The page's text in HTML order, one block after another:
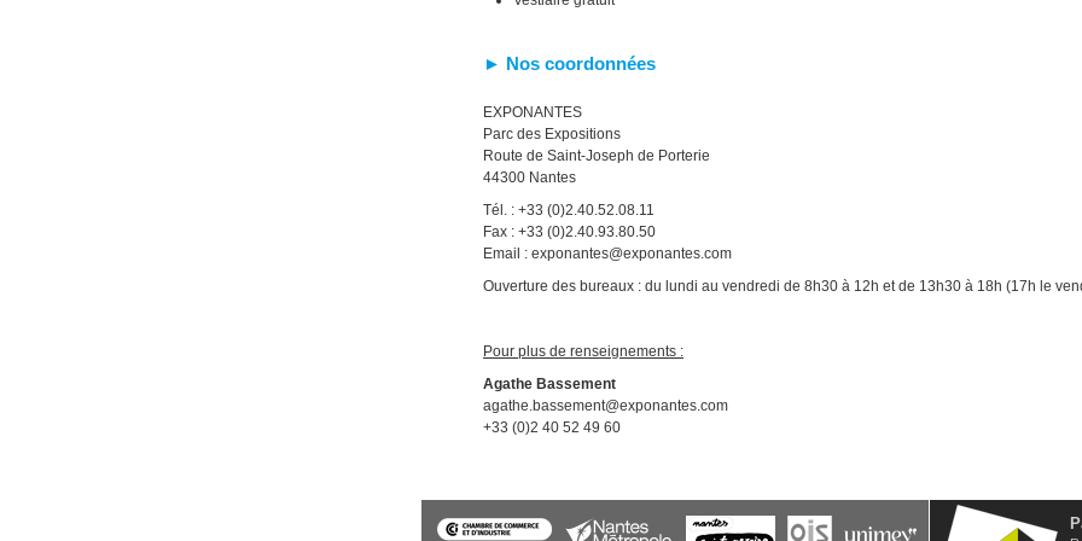
► Nos coordonnées
EXPONANTES
Parc des Expositions
Route de Saint-Joseph de Porterie
44300 Nantes
Tél. : +33 (0)2.40.52.08.11
Fax : +33 (0)2.40.93.80.50
Email : exponantes@exponantes.com
Ouverture des bureaux : du lundi au vendredi de 8h30 à 12h et de 13h30 à 18h (17h le
Pour plus de renseignements :
Agathe Bassement
agathe.bassement@exponantes.com
+33 (0)2 40 52 49 60